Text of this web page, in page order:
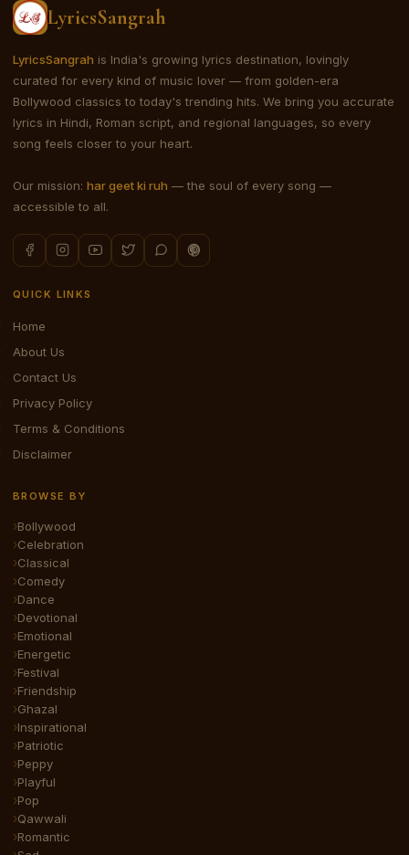
LyricsSangrah
LyricsSangrah is India's growing lyrics destination, lovingly
curated for every kind of music lover — from golden-era
Bollywood classics to today's trending hits. We bring you accurate
lyrics in Hindi, Roman script, and regional languages, so every
song feels closer to your heart.
Our mission: har geet ki ruh — the soul of every song —
accessible to all.
QUICK LINKS
Home
About Us
Contact Us
Privacy Policy
Terms & Conditions
Disclaimer
BROWSE BY
Bollywood
Celebration
Classical
Comedy
Dance
Devotional
Emotional
Energetic
Festival
Friendship
Ghazal
Inspirational
Patriotic
Peppy
Playful
Pop
Qawwali
Romantic